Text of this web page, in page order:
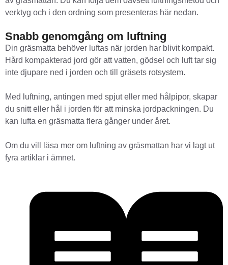
verktyg och i den ordning som presenteras här nedan.
Snabb genomgång om luftning
Din gräsmatta behöver luftas när jorden har blivit kompakt.
Hård kompakterad jord gör att vatten, gödsel och luft tar sig
inte djupare ned i jorden och till gräsets rotsystem.
Med luftning, antingen med spjut eller med hålpipor, skapar
du snitt eller hål i jorden för att minska jordpackningen. Du
kan lufta en gräsmatta flera gånger under året.
Om du vill läsa mer om luftning av gräsmattan har vi lagt ut
fyra artiklar i ämnet.